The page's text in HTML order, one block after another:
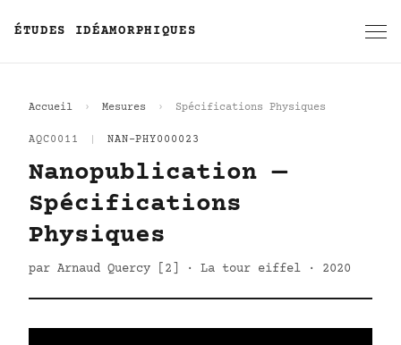
ÉTUDES IDÉAMORPHIQUES
Accueil Mesures Spécifications Physiques
AQC0011 NAN-PHY000023
Nanopublication —
Spécifications
Physiques
par Arnaud Quercy [2] · La tour eiffel · 2020